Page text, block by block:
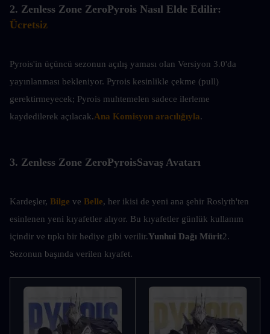
2. Zenless Zone Zero
Ücretsiz
Pyrois'in üçüncü sezonun açılış yaması olan Versiyon 3.0'da
yayınlanması bekleniyor. Pyrois kesinlikle çekme (pull)
gerektirmeyecek; Pyrois muhtemelen sadece ilerleme
kaydedilerek açılacak.Ana Komisyon aracılığıyla.
3. Zenless Zone ZeroPyroisSavaş Avatarı
Kardeşler, Bilge ve Belle, her ikisi de yeni ana şehir Roslyth'ten
esinlenen yeni kıyafetler alıyor. Bu kıyafetler günlük kullanım
içindir ve tıpkı bir hediye gibi verilir.Yunhui Dağı Mürit2.
Sezonun başında verilen kıyafet.